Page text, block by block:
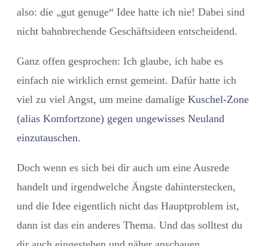
also: die „gut genuge“ Idee hatte ich nie! Dabei sind
nicht bahnbrechende Geschäftsideen entscheidend.
Ganz offen gesprochen: Ich glaube, ich habe es
einfach nie wirklich ernst gemeint. Dafür hatte ich
viel zu viel Angst, um meine damalige Kuschel-Zone
(alias Komfortzone) gegen ungewisses Neuland
einzutauschen.
Doch wenn es sich bei dir auch um eine Ausrede
handelt und irgendwelche Ängste dahinterstecken,
und die Idee eigentlich nicht das Hauptproblem ist,
dann ist das ein anderes Thema. Und das solltest du